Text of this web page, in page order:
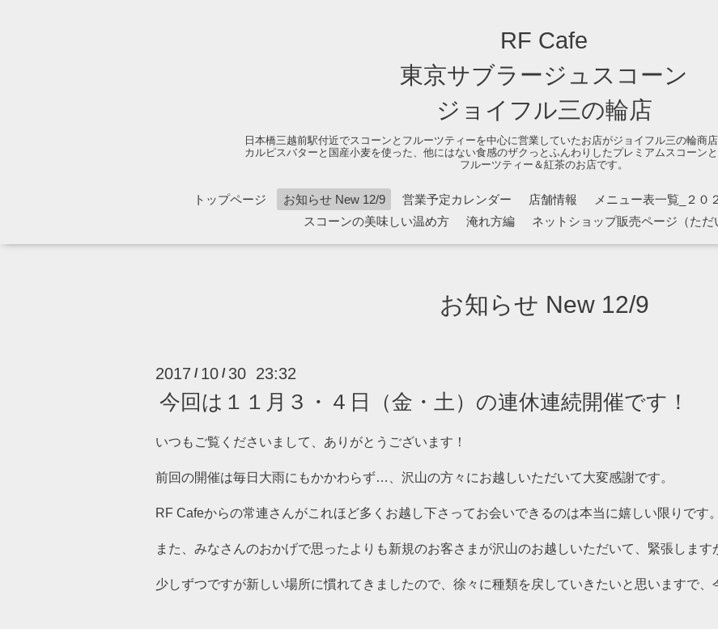
RF Cafe
東京サブラージュスコーン
ジョイフル三の輪店
日本橋三越前駅付近でスコーンとフルーツティーを中心に営業していたお店がジョイフル三の輪商店
カルピスバターと国産小麦を使った、他にはない食感のザクっとふんわりしたプレミアムスコーンと
フルーツティー＆紅茶のお店です。
トップページ お知らせ New 12/9 営業予定カレンダー 店舗情報 メニュー表一覧_２０
スコーンの美味しい温め方
淹れ方編 ネットショップ販売ページ（ただ
お知らせ New 12/9
2017 / 10 / 30 23:32
今回は１１月３・４日（金・土）の連休連続開催です！
いつもご覧くださいまして、ありがとうございます！
前回の開催は毎日大雨にもかかわらず…、沢山の方々にお越しいただいて大変感謝です。
RF Cafeからの常連さんがこれほど多くお越し下さってお会いできるのは本当に嬉しい限りです。
また、みなさんのおかげで思ったよりも新規のお客さまが沢山のお越しいただいて、緊張します
少しずつですが新しい場所に慣れてきましたので、徐々に種類を戻していきたいと思いますで、